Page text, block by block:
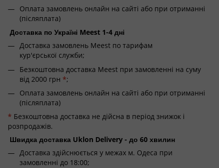
Оплата замовлень онлайн на сайті або при отриманні
(післяплата)
Доставка по Україні Meest 1-4 дні
Доставка замовлень Meest по тарифам
кур'єрської служби;
Безкоштовна доставка Meest при замовленні на суму
від 2000 грн *;
Оплата замовлень онлайн на сайті або при отриманні
(післяплата)
* Безкоштовна доставка не дійсна в період знижок і
розпродажів.
Швидка доставка Uklon Delivery - до 60 хвилин
Доставка здійснюється у межах м. Одеса при
замовленні до 18:00;